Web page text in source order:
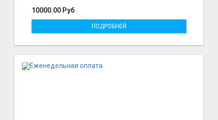
10000.00 Руб
ПОДРОБНЕЙ